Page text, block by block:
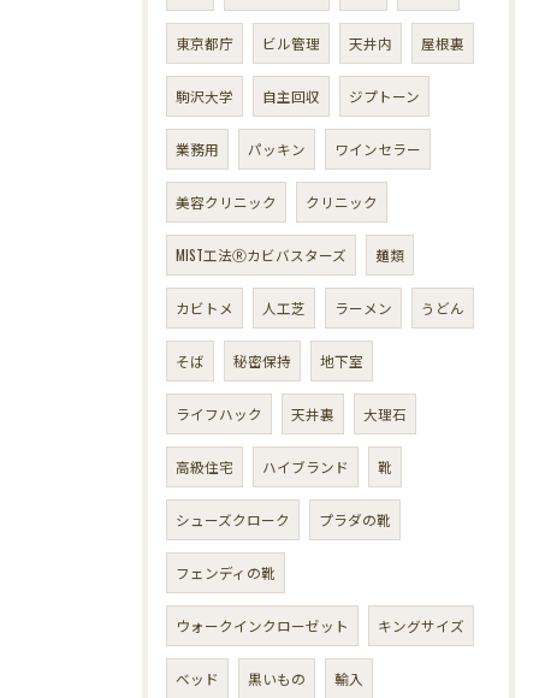
東京都庁 ビル管理 天井内 屋根裏
駒沢大学 自主回収 ジプトーン
業務用 パッキン ワインセラー
美容クリニック クリニック
MIST工法Ⓡカビバスターズ 麺類
カビトメ 人工芝 ラーメン うどん
そば 秘密保持 地下室
ライフハック 天井裏 大理石
高級住宅 ハイブランド 靴
シューズクローク プラダの靴
フェンディの靴
ウォークインクローゼット キングサイズ
ベッド 黒いもの 輸入